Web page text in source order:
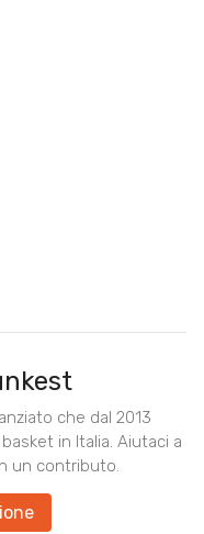
che dal 2013
in Italia. Aiutaci a
un contributo.